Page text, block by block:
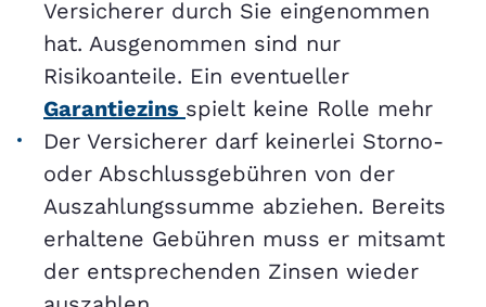
Versicherer durch Sie eingenommen
hat. Ausgenommen sind nur
Risikoanteile. Ein eventueller
Garantiezins spielt keine Rolle mehr
Der Versicherer darf keinerlei Storno-
oder Abschlussgebühren von der
Auszahlungssumme abziehen. Bereits
erhaltene Gebühren muss er mitsamt
der entsprechenden Zinsen wieder